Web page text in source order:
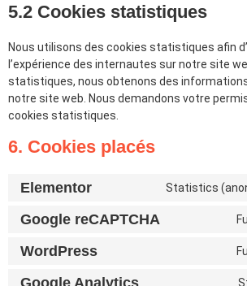
5.2 Cookies statistiques
Nous utilisons des cookies statistiques afin
l’expérience des internautes sur notre site
statistiques, nous obtenons des
notre site web. Nous demandons votre
cookies statistiques.
6. Cookies placés
Elementor Statistics
Google reCAPTCHA
WordPress
Google Analytics